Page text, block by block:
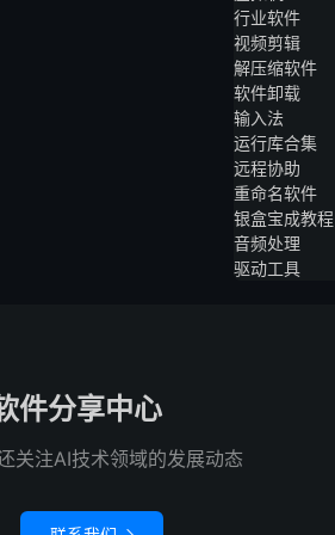
行业软件
视频剪辑
解压缩软件
软件卸载
输入法
运行库合集
远程协助
重命名软件
银盒宝成教程
音频处理
驱动工具
件分享中心
关注AI技术领域的发展动态